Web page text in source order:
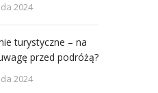
2024
turystyczne – na
przed podróżą?
2024